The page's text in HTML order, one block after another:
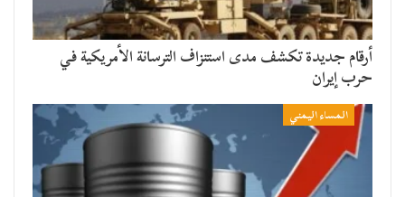
أرقام جديدة تكشف مدى استنزاف الترسانة الأمريكية في
حرب إيران
المساء اليمني